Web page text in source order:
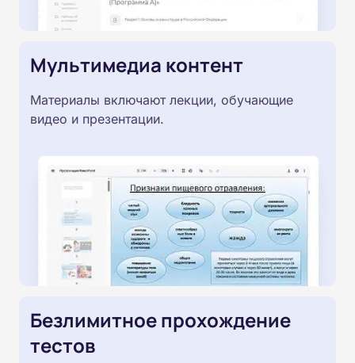
Мультимедиа контент
Материалы включают лекции, обучающие
видео и презентации.
Безлимитное прохождение
тестов